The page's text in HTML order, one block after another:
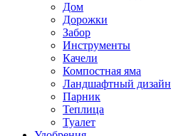
Дом
Дорожки
Забор
Инструменты
Качели
Компостная яма
Ландшафтный дизайн
Парник
Теплица
Туалет